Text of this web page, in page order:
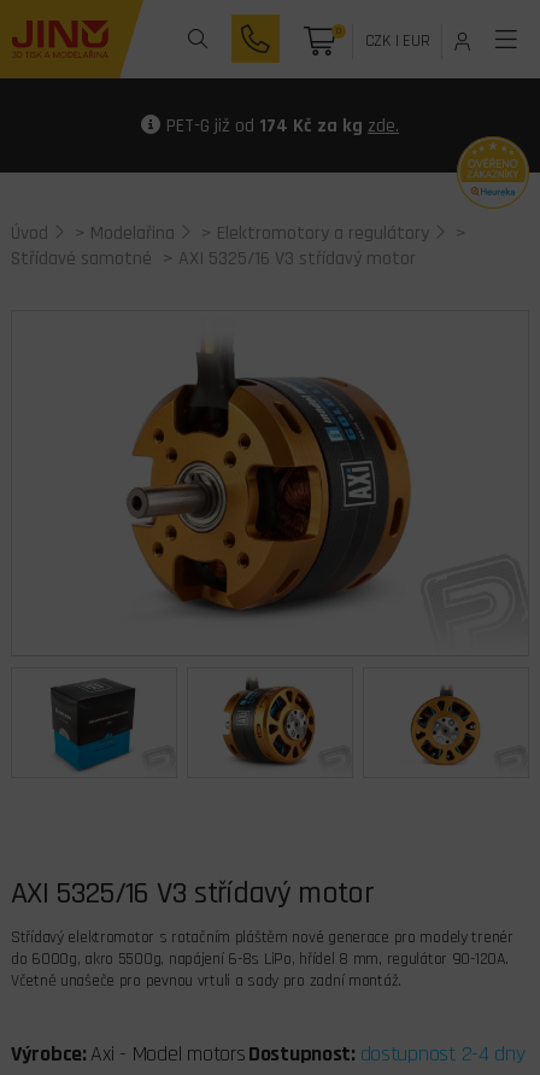
0 CZK| EUR
PET-G již od 174 Kč za kg zde.
Úvod > Modelařina > Elektromotory a regulátory
>
Střídavé samotné > AXI 5325/16 V3 střídavý motor
AXI 5325/16 V3 střídavý motor
Střídavý elektromotor s rotačním pláštěm nové generace pro modely trenér
do 6000g, akro 5500g, napájení 6-8s LiPo, hřídel 8 mm, regulátor 90-120A.
Včetně unašeče pro pevnou vrtuli a sady pro zadní montáž.
Výrobce: Axi - Model motorsDostupnost: dostupnost 2-4 dny